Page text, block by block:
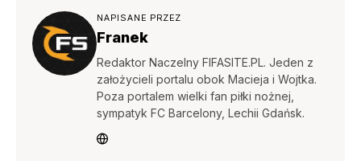
NAPISANE PRZEZ
Franek
Redaktor Naczelny FIFASITE.PL. Jeden z
założycieli portalu obok Macieja i Wojtka.
Poza portalem wielki fan piłki nożnej,
sympatyk FC Barcelony, Lechii Gdańsk.